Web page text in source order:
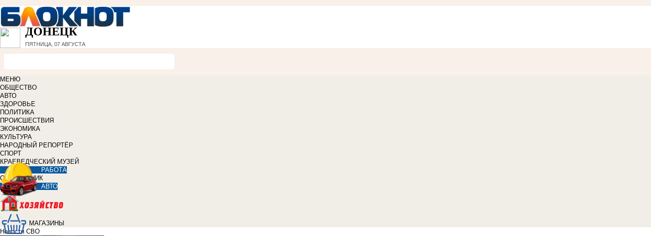
ДОНЕЦК
ПЯТНИЦА, 07 АВГУСТА
МЕНЮ
ОБЩЕСТВО
АВТО
ЗДОРОВЬЕ
ПОЛИТИКА
ПРОИСШЕСТВИЯ
ЭКОНОМИКА
КУЛЬТУРА
НАРОДНЫЙ РЕПОРТЁР
СПОРТ
КРАЕВЕДЧЕСКИЙ МУЗЕЙ
РАБОТА
СПРАВОЧНИК
АВТО
МАГАЗИНЫ
Новости СВО